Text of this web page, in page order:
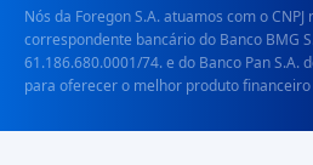
Nós da Foregon S.A. atuamos com o
correspondente bancário do Banco BMG
61.186.680.0001/74. e do Banco Pan S.A.
para oferecer o melhor produto